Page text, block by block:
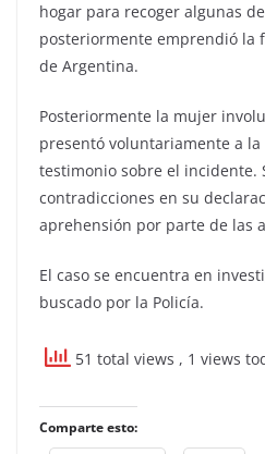
hogar para recoger algunas
posteriormente emprendió la
de Argentina.
Posteriormente la mujer
presentó voluntariamente a la
testimonio sobre el incidente.
contradicciones en su
aprehensión por parte de las
El caso se encuentra en
buscado por la Policía.
51 total views , 1 views
Comparte esto: